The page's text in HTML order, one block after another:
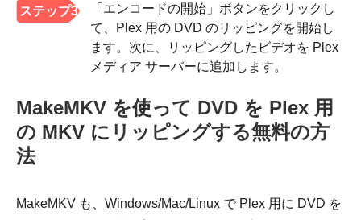
ステップ3
「エンコードの開始」ボタンをクリックし
て、Plex 用の DVD のリッピングを開始し
ます。次に、リッピングしたビデオを Plex
メディア サーバーに追加します。
MakeMKV を使って DVD を Plex 用
の MKV にリッピングする無料の方
法
MakeMKV も、Windows/Mac/Linux で Plex 用に DVD を